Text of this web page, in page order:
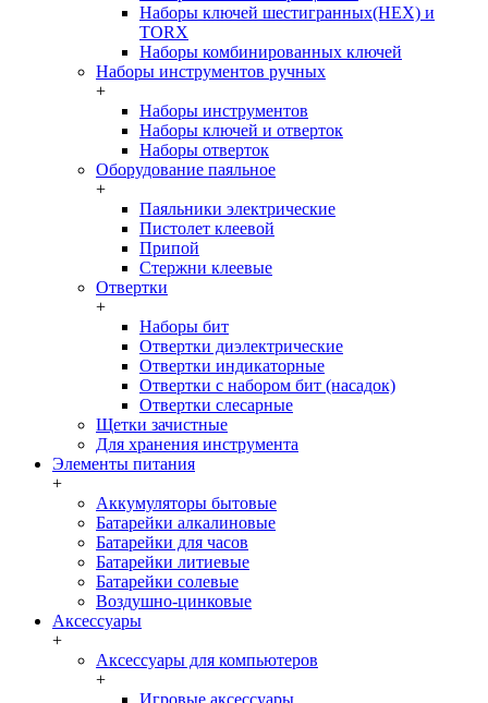
Наборы ключей шестигранных(HEX) и
TORX
Наборы комбинированных ключей
Наборы инструментов ручных
+
Наборы инструментов
Наборы ключей и отверток
Наборы отверток
Оборудование паяльное
+
Паяльники электрические
Пистолет клеевой
Припой
Стержни клеевые
Отвертки
+
Наборы бит
Отвертки диэлектрические
Отвертки индикаторные
Отвертки с набором бит (насадок)
Отвертки слесарные
Щетки зачистные
Для хранения инструмента
Элементы питания
+
Аккумуляторы бытовые
Батарейки алкалиновые
Батарейки для часов
Батарейки литиевые
Батарейки солевые
Воздушно-цинковые
Аксессуары
+
Аксессуары для компьютеров
+
Игровые аксессуары